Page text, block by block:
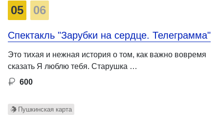
05 06
Спектакль "Зарубки на сердце. Телеграмма"
Это тихая и нежная история о том, как важно вовремя
сказать Я люблю тебя. Старушка …
600
Пушкинская карта